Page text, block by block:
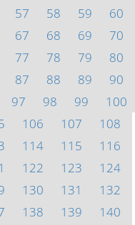
57 58 59
60
67 68 69
70
77 78 79
80
87 88 89
90
97 98 99
100
106 107
108
114 115
116
122 123
124
130 131
132
138 139
140